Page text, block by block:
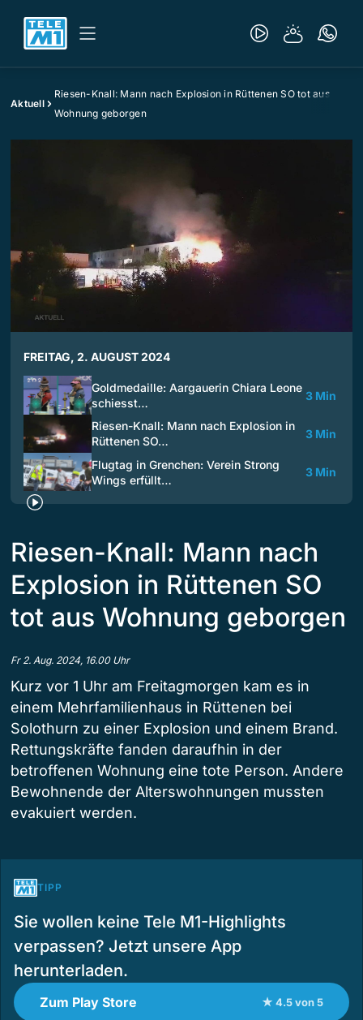
Aktuell
Riesen-Knall: Mann nach Explosion in Rüttenen SO tot aus
Wohnung geborgen
FREITAG, 2. AUGUST 2024
Goldmedaille: Aargauerin Chiara Leone
schiesst…
3 Min
Riesen-Knall: Mann nach Explosion in
Rüttenen SO…
3 Min
Flugtag in Grenchen: Verein Strong
Wings erfüllt…
3 Min
Riesen-Knall: Mann nach
Explosion in Rüttenen SO
tot aus Wohnung geborgen
Fr 2. Aug. 2024, 16.00 Uhr
Kurz vor 1 Uhr am Freitagmorgen kam es in
einem Mehrfamilienhaus in Rüttenen bei
Solothurn zu einer Explosion und einem Brand.
Rettungskräfte fanden daraufhin in der
betroffenen Wohnung eine tote Person. Andere
Bewohnende der Alterswohnungen mussten
evakuiert werden.
TIPP
Sie wollen keine Tele M1-Highlights
verpassen? Jetzt unsere App
herunterladen.
Zum Play Store ★ 4.5 von 5